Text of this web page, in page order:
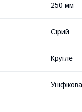
250 мм
Сірий
Кругле